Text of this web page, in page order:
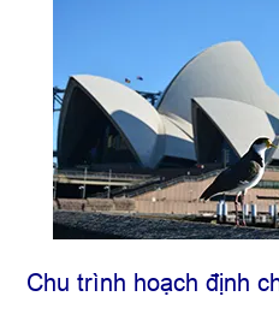
Chu trình hoạch định